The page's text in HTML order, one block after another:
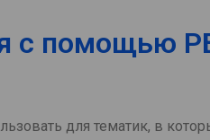
с помощью
для тематик, в